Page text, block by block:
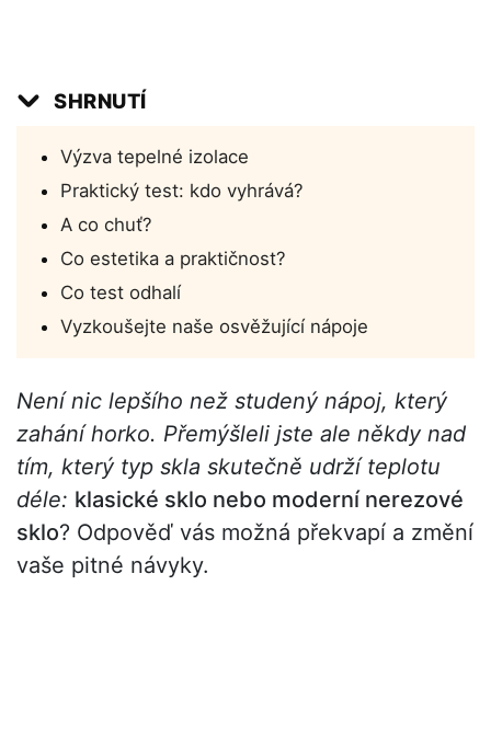
SHRNUTÍ
Výzva tepelné izolace
Praktický test: kdo vyhrává?
A co chuť?
Co estetika a praktičnost?
Co test odhalí
Vyzkoušejte naše osvěžující nápoje
Není nic lepšího než studený nápoj, který
zahání horko. Přemýšleli jste ale někdy nad
tím, který typ skla skutečně udrží teplotu
déle: klasické sklo nebo moderní nerezové
sklo? Odpověď vás možná překvapí a změní
vaše pitné návyky.